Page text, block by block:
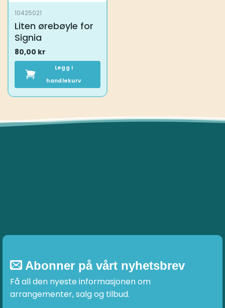
10425021
Liten ørebøyle for
Signia
80,00 kr
Legg i
handlekurv
Abonner på vårt nyhetsbrev
Få all den nyeste informasjonen om
arrangementer, salg og tilbud.